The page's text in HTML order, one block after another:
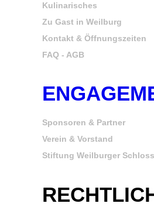
Kulinarisches
Zu Gast in Weilburg
Kontakt & Öffnungszeiten
FAQ - AGB
Sponsoren & Partner
Verein & Vorstand
Stiftung Weilburger